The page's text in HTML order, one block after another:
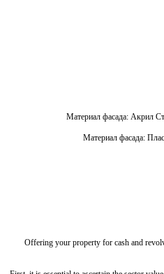
Материал фасада: Акрил
Материал фасада:
Offering your property for cash and